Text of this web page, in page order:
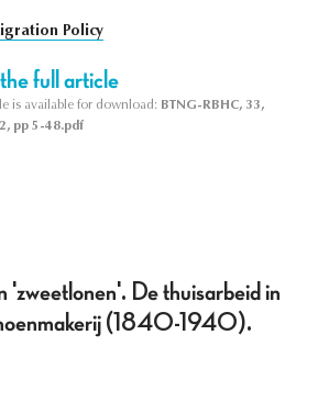
Policy
full article
is available for download: BTNG-RBHC, 33,
pp 5-48.pdf
'zweetlonen'. De thuisarbeid in
(1840-1940).